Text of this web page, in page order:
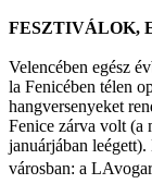
FESZTIVÁLOK,
Velencében egész
la Fenicében télen
hangversenyeket
Fenice zárva volt (a
januárjában
városban: a